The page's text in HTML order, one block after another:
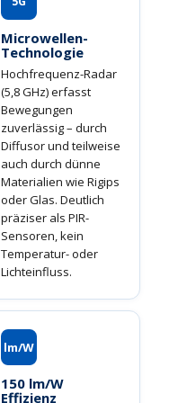
Microwellen-
Technologie
Hochfrequenz-Radar
(5,8 GHz) erfasst
Bewegungen
zuverlässig – durch
Diffusor und teilweise
auch durch dünne
Materialien wie Rigips
oder Glas. Deutlich
präziser als PIR-
Sensoren, kein
Temperatur- oder
Lichteinfluss.
lm/W
150 lm/W
Effizienz